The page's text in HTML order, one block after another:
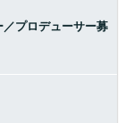
プロデューサー募